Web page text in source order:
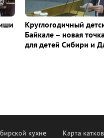
Круглогодичный
Байкале – новая
для детей Сибири и
кухне Карта катков